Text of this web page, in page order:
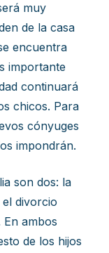
muy
de la casa
encuentra
importante
continuará
chicos. Para
cónyuges
impondrán.
son dos: la
divorcio
ambos
de los hijos